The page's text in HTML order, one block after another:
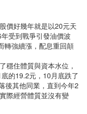
價好幾年就是以20元天
受到戰爭引發油價波
轉強續漲，配息重回顛
穩住體質與資本水位，
的19.2元，10月底跌了
後其他同業，直到今年2
際經營體質並沒有變